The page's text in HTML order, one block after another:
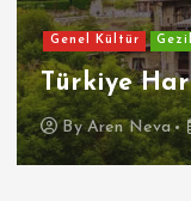
Genel Kültür
Türkiye
ByAren Neva